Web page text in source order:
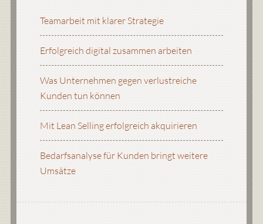
Teamarbeit mit klarer Strategie
Erfolgreich digital zusammen arbeiten
Was Unternehmen gegen verlustreiche
Kunden tun können
Mit Lean Selling erfolgreich akquirieren
Bedarfsanalyse für Kunden bringt weitere
Umsätze